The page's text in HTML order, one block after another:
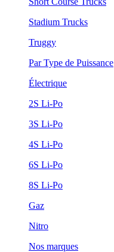
Stadium Trucks
Truggy
Par Type de Puissance
Électrique
2S Li-Po
3S Li-Po
4S Li-Po
6S Li-Po
8S Li-Po
Gaz
Nitro
Nos marques